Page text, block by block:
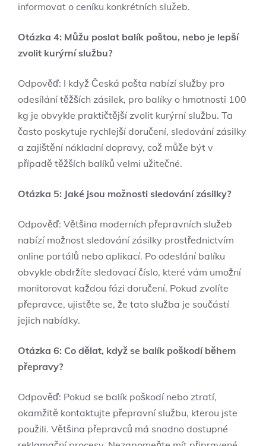
informovat ⁤o ceníku ⁤konkrétních ‌služeb.
Otázka 4: Můžu ⁢poslat ⁣balík‌ poštou, nebo je lepší
zvolit kurýrní službu?
Odpověď:⁣ I ⁣když⁤ Česká⁤ pošta nabízí služby⁤ pro
odesílání těžších zásilek,⁢ pro balíky⁤ o hmotnosti ‍100
kg ⁤je⁢ obvykle praktičtější ‍zvolit kurýrní službu. Ta
často poskytuje rychlejší doručení,​ sledování zásilky
a zajištění nákladní dopravy, což ⁣může⁣ být ‌v
případě‌ těžších balíků⁣ velmi užitečné.
Otázka ⁤5: Jaké jsou možnosti sledování zásilky?
Odpověď: Většina moderních⁤ přepravních ‍služeb
nabízí možnost sledování zásilky prostřednictvím
online portálů nebo aplikací. Po odeslání balíku
obvykle obdržíte ⁤sledovací ​číslo, které vám umožní
‌monitorovat každou fázi doručení. Pokud zvolíte
přepravce, ujistěte‌ se, že‍ tato služba je součástí
jejich nabídky.
Otázka 6: Co dělat, ⁢když se⁤ balík poškodí během
přepravy?
Odpověď: Pokud se balík ‍poškodí nebo ztratí,
okamžitě ​kontaktujte přepravní⁤ službu, kterou jste
použili. Většina přepravců⁣ má​ snadno dostupné